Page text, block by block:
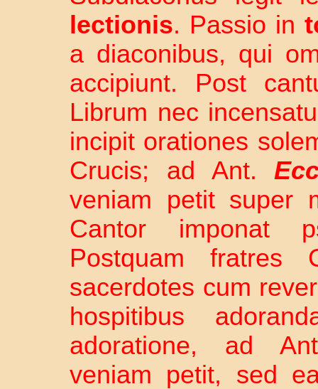
lectionis. Passio in
a diaconibus, qui
accipiunt. Post
Librum nec
incipit orationes
Crucis; ad Ant.
veniam petit super
Cantor imponat
Postquam fratres
sacerdotes cum
hospitibus
adoratione, ad
veniam petit, sed